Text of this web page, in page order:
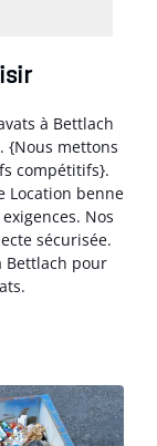
à Bettlach
{Nous mettons
compétitifs}.
Location benne
Nos
sécurisée.
Bettlach pour